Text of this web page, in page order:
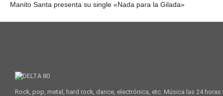
Manito Santa presenta su single «Nada para la Gilada»
Rock, pop, metal, hard rock, dance, electrónica, etc. Música las 24